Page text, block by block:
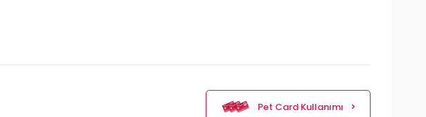
Pet Card Kullanımı